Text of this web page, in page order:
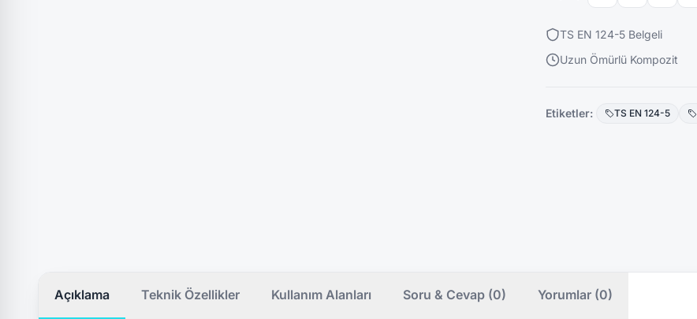
TS EN 124-5 Belgeli
Uzun Ömürlü Kompozit
Etiketler: TS EN 124-5
Açıklama Teknik Özellikler Kullanım Alanları Soru & Cevap (0) Yorumlar (0)